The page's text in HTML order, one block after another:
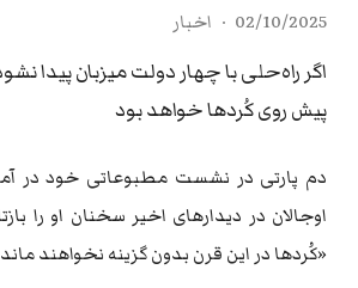
02/10/2025 اخبار
اگر راه‌حلی با چهار دولت میزبان پیدا
پیش روی کُردها خواهد بود
دم پارتی در نشست مطبوعاتی خود در آمد
اوجالان در دیدارهای اخیر سخنان او را
«کُردها در این قرن بدون گزینه نخواهند